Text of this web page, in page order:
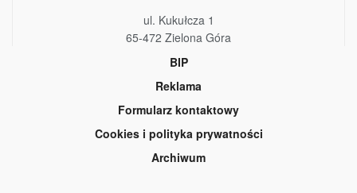
ul. Kukułcza 1
65-472 Zielona Góra
BIP
Reklama
Formularz kontaktowy
Cookies i polityka prywatności
Archiwum